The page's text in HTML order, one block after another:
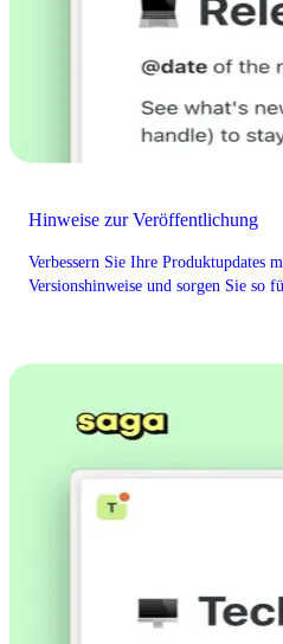
Hinweise zur Veröffentlichung
Verbessern Sie Ihre Produktupdates
Versionshinweise und sorgen Sie so